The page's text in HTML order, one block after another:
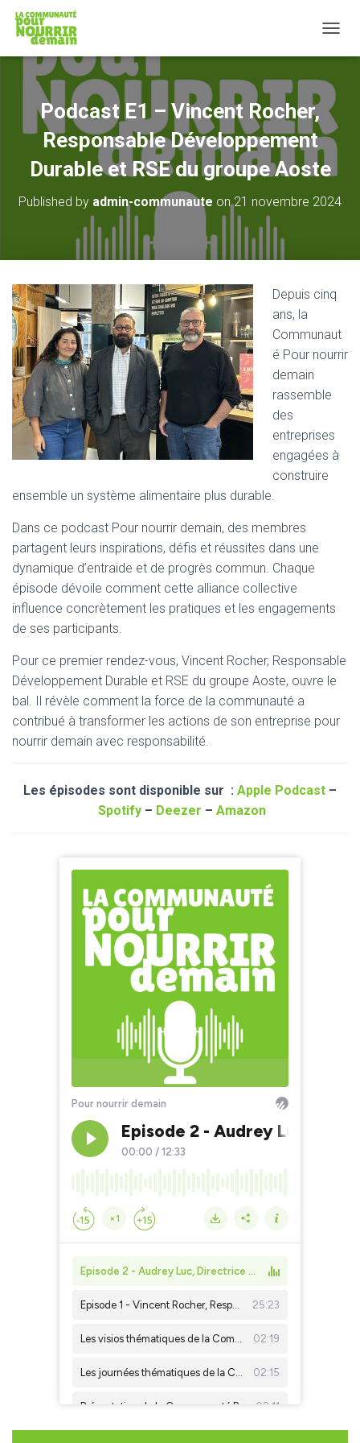
O
G
L
E
N
A
I
A
Podcast E1 – Vincent Rocher,
Responsable Développement
Durable et RSE du groupe Aoste
Published by admin-communaute on21 novembre 2024
Depuis cinq
ans, la
Communaut
é Pour nourrir
demain
rassemble
des
entreprises
engagées à
construire
ensemble un système alimentaire plus durable.
Dans ce podcast Pour nourrir demain, des membres
partagent leurs inspirations, défis et réussites dans une
dynamique d’entraide et de progrès commun. Chaque
épisode dévoile comment cette alliance collective
influence concrètement les pratiques et les engagements
de ses participants.
Pour ce premier rendez-vous, Vincent Rocher, Responsable
Développement Durable et RSE du groupe Aoste, ouvre le
bal. Il révèle comment la force de la communauté a
contribué à transformer les actions de son entreprise pour
nourrir demain avec responsabilité.
Les épisodes sont disponible sur : Apple Podcast –
Spotify– Deezer – Amazon